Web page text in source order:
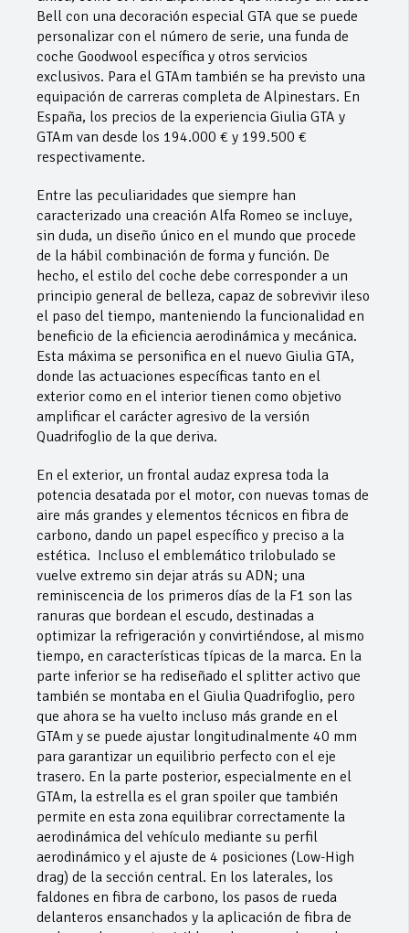
Bell con una decoración especial GTA que se puede
personalizar con el número de serie, una funda de
coche Goodwool específica y otros servicios
exclusivos. Para el GTAm también se ha previsto una
equipación de carreras completa de Alpinestars. En
España, los precios de la experiencia Giulia GTA y
GTAm van desde los 194.000 € y 199.500 €
respectivamente.
Entre las peculiaridades que siempre han
caracterizado una creación Alfa Romeo se incluye,
sin duda, un diseño único en el mundo que procede
de la hábil combinación de forma y función. De
hecho, el estilo del coche debe corresponder a un
principio general de belleza, capaz de sobrevivir ileso
el paso del tiempo, manteniendo la funcionalidad en
beneficio de la eficiencia aerodinámica y mecánica.
Esta máxima se personifica en el nuevo Giulia GTA,
donde las actuaciones específicas tanto en el
exterior como en el interior tienen como objetivo
amplificar el carácter agresivo de la versión
Quadrifoglio de la que deriva.
En el exterior, un frontal audaz expresa toda la
potencia desatada por el motor, con nuevas tomas de
aire más grandes y elementos técnicos en fibra de
carbono, dando un papel específico y preciso a la
estética. Incluso el emblemático trilobulado se
vuelve extremo sin dejar atrás su ADN; una
reminiscencia de los primeros días de la F1 son las
ranuras que bordean el escudo, destinadas a
optimizar la refrigeración y convirtiéndose, al mismo
tiempo, en características típicas de la marca. En la
parte inferior se ha rediseñado el splitter activo que
también se montaba en el Giulia Quadrifoglio, pero
que ahora se ha vuelto incluso más grande en el
GTAm y se puede ajustar longitudinalmente 40 mm
para garantizar un equilibrio perfecto con el eje
trasero. En la parte posterior, especialmente en el
GTAm, la estrella es el gran spoiler que también
permite en esta zona equilibrar correctamente la
aerodinámica del vehículo mediante su perfil
aerodinámico y el ajuste de 4 posiciones (Low-High
drag) de la sección central. En los laterales, los
faldones en fibra de carbono, los pasos de rueda
delanteros ensanchados y la aplicación de fibra de